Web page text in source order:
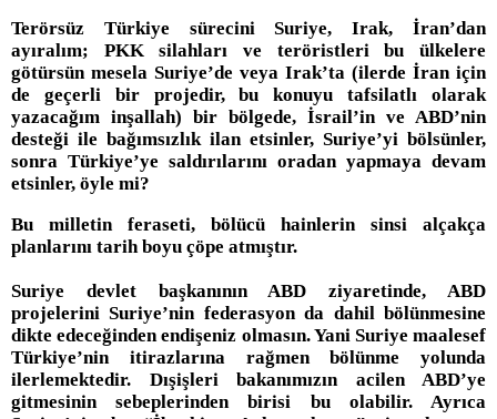
Terörsüz Türkiye sürecini Suriye, Irak, İran’dan
ayıralım; PKK silahları ve teröristleri bu ülkelere
götürsün mesela Suriye’de veya Irak’ta (ilerde İran için
de geçerli bir projedir, bu konuyu tafsilatlı olarak
yazacağım inşallah) bir bölgede, İsrail’in ve ABD’nin
desteği ile bağımsızlık ilan etsinler, Suriye’yi bölsünler,
sonra Türkiye’ye saldırılarını oradan yapmaya devam
etsinler, öyle mi?
Bu milletin feraseti, bölücü hainlerin sinsi alçakça
planlarını tarih boyu çöpe atmıştır.
Suriye devlet başkanının ABD ziyaretinde, ABD
projelerini Suriye’nin federasyon da dahil bölünmesine
dikte edeceğinden endişeniz olmasın. Yani Suriye maalesef
Türkiye’nin itirazlarına rağmen bölünme yolunda
ilerlemektedir. Dışişleri bakanımızın acilen ABD’ye
gitmesinin sebeplerinden birisi bu olabilir. Ayrıca